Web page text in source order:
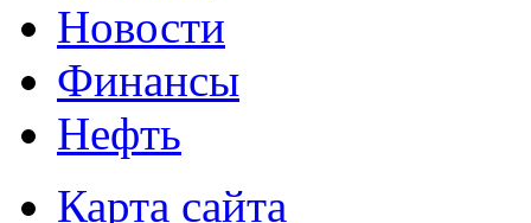
Новости
Финансы
Нефть
Карта сайта